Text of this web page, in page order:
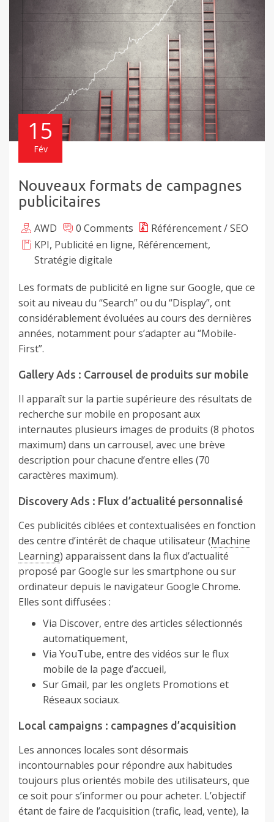
15
Fév
Nouveaux formats de campagnes
publicitaires
AWD 0 Comments
Référencement / SEO
KPI, Publicité en ligne, Référencement,
Stratégie digitale
Les formats de publicité en ligne sur Google, que ce
soit au niveau du “Search” ou du “Display”, ont
considérablement évoluées au cours des dernières
années, notamment pour s’adapter au “Mobile-
First”.
Gallery Ads : Carrousel de produits sur mobile
Il apparaît sur la partie supérieure des résultats de
recherche sur mobile en proposant aux
internautes plusieurs images de produits (8 photos
maximum) dans un carrousel, avec une brève
description pour chacune d’entre elles (70
caractères maximum).
Discovery Ads : Flux d’actualité personnalisé
Ces publicités ciblées et contextualisées en fonction
des centre d’intérêt de chaque utilisateur (Machine
Learning) apparaissent dans la flux d’actualité
proposé par Google sur les smartphone ou sur
ordinateur depuis le navigateur Google Chrome.
Elles sont diffusées :
Via Discover, entre des articles sélectionnés
automatiquement,
Via YouTube, entre des vidéos sur le flux
mobile de la page d’accueil,
Sur Gmail, par les onglets Promotions et
Réseaux sociaux.
Local campaigns : campagnes d’acquisition
Les annonces locales sont désormais
incontournables pour répondre aux habitudes
toujours plus orientés mobile des utilisateurs, que
ce soit pour s’informer ou pour acheter. L’objectif
étant de faire de l’acquisition (trafic, lead, vente), la